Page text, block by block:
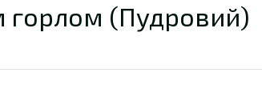
горлом (Пудровий)